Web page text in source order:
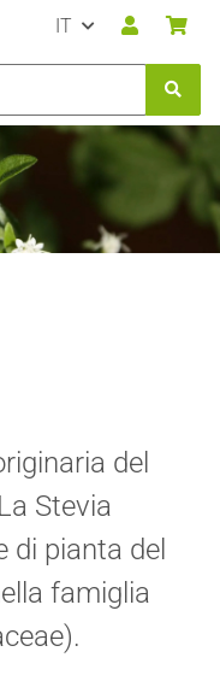
IT
del
Stevia
di pianta del
famiglia